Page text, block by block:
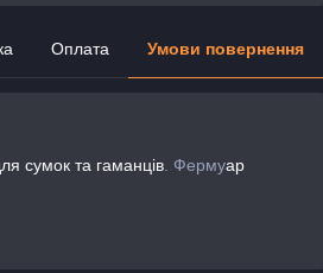
Оплата Умови повернення
сумок та гаманців . Фермуар